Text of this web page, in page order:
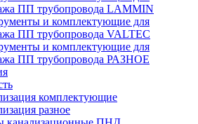
ПП трубопровода LAMMIN
и комплектующие для
ПП трубопровода VALTEC
и комплектующие для
ПП трубопровода РАЗНОЕ
комплектующие
разное